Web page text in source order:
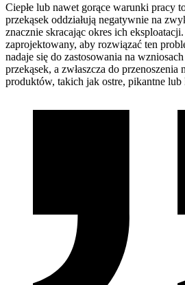
Ciepłe lub nawet gorące warunki pracy
przekąsek oddziałują negatywnie na
znacznie skracając okres ich eksploatacji.
zaprojektowany, aby rozwiązać ten
nadaje się do zastosowania na
przekąsek, a zwłaszcza do
produktów, takich jak ostre, pikantne lub